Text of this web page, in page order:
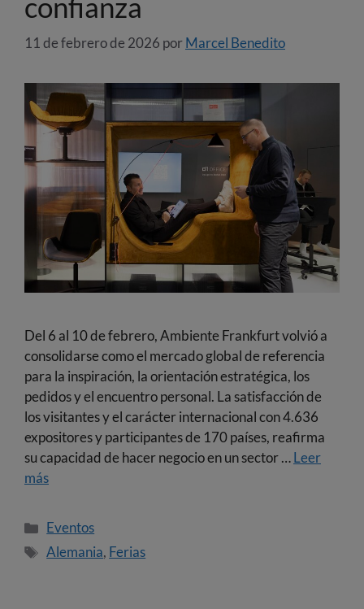
11 de febrero de 2026 porMarcel Benedito
Del 6 al 10 de febrero, Ambiente Frankfurt volvió a
consolidarse como el mercado global de referencia
para la inspiración, la orientación estratégica, los
pedidos y el encuentro personal. La satisfacción de
los visitantes y el carácter internacional con 4.636
expositores y participantes de 170 países, reafirma
su capacidad de hacer negocio en un sector …Leer
más
Eventos
Alemania, Ferias